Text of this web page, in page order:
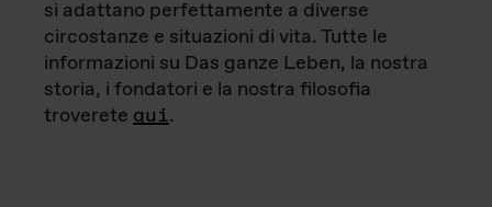
si adattano perfettamente a diverse
circostanze e situazioni di vita. Tutte le
informazioni su Das ganze Leben, la nostra
storia, i fondatori e la nostra filosofia
troverete qui.